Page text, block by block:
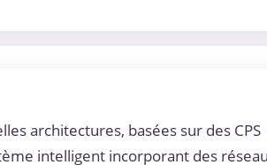
architectures, basées sur des CPS
intelligent incorporant des